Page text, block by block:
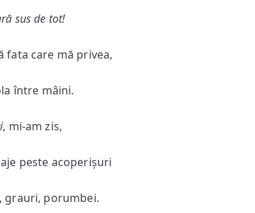
sus de tot!
fata care mă privea,
între mâini.
, mi-am zis,
peste acoperișuri
grauri, porumbei.